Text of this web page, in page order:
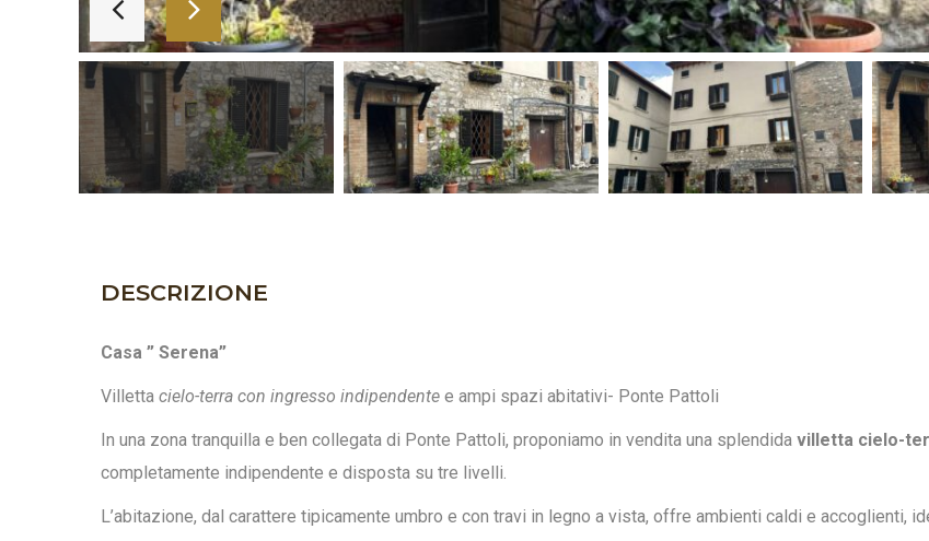
DESCRIZIONE
Casa ” Serena”
Villetta cielo-terra con ingresso indipendente e ampi spazi abitativi- Ponte Pattoli
In una zona tranquilla e ben collegata di Ponte Pattoli, proponiamo in vendita una splendida villetta cielo-
completamente indipendente e disposta su tre livelli.
L’abitazione, dal carattere tipicamente umbro e con travi in legno a vista, offre ambienti caldi e accoglienti,